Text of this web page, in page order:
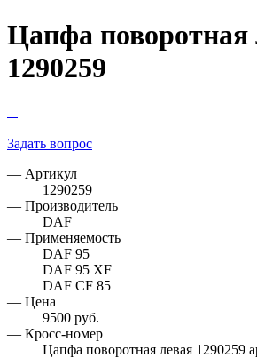
Цапфа поворотная
1290259
Задать вопрос
— Артикул
1290259
— Производитель
DAF
— Применяемость
DAF 95
DAF 95 XF
DAF CF 85
— Цена
9500 руб.
— Кросс-номер
Цапфа поворотная левая 1290259